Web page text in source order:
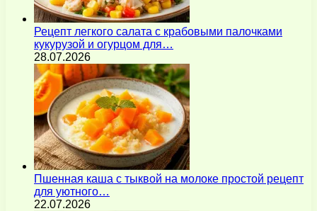
Рецепт легкого салата с крабовыми палочками
кукурузой и огурцом для…
28.07.2026
Пшенная каша с тыквой на молоке простой рецепт
для уютного…
22.07.2026